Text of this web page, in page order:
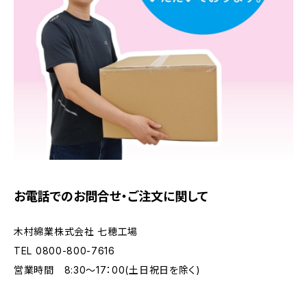
お電話でのお問合せ・ご注文に関して
木村綿業株式会社 七穂工場
TEL 0800-800-7616
営業時間 8:30～17：00(土日祝日を除く)